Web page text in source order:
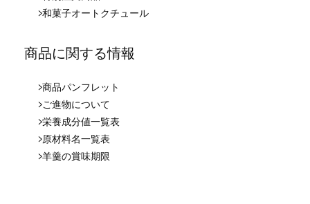
和菓子オートクチュール
商品に関する情報
商品パンフレット
ご進物について
栄養成分値一覧表
原材料名一覧表
羊羹の賞味期限